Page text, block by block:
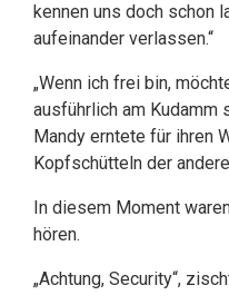
kennen uns doch schon
aufeinander verlassen.“
„Wenn ich frei bin,
ausführlich am Kudamm
Mandy erntete für ihren
Kopfschütteln der
In diesem Moment
hören.
„Achtung, Security“,